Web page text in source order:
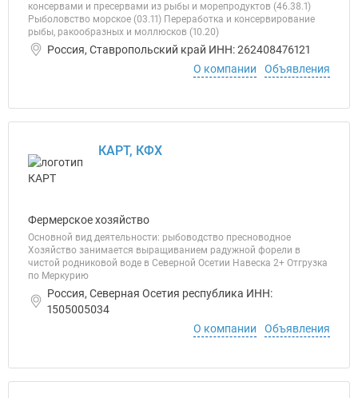
консервами и пресервами из рыбы и морепродуктов (46.38.1)
Рыболовство морское (03.11) Переработка и консервирование
рыбы, ракообразных и моллюсков (10.20)
Россия, Ставропольский край ИНН: 262408476121
О компании
Объявления
КАРТ, КФХ
Фермерское хозяйство
Основной вид деятельности: рыбоводство пресноводное
Хозяйство занимается выращиванием радужной форели в
чистой родниковой воде в Северной Осетии Навеска 2+ Отгрузка
по Меркурию
Россия, Северная Осетия республика ИНН:
1505005034
О компании
Объявления